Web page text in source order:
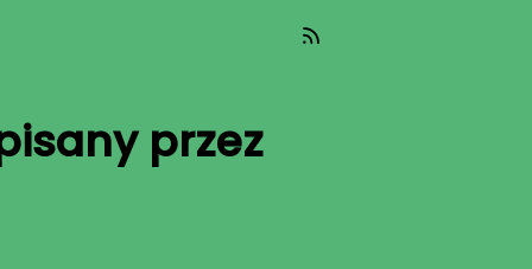
przez